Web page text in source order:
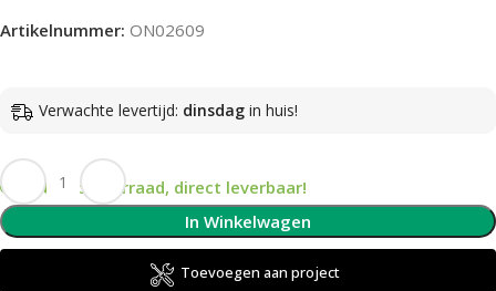
Artikelnummer: ON02609
Verwachte levertijd: dinsdag in huis!
Op voorraad, direct leverbaar!
In Winkelwagen
Toevoegen aan project